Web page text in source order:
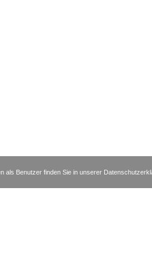
als Benutzer finden Sie in unserer